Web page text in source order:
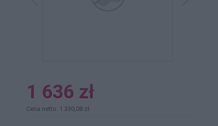
1 636 zł
Cena netto: 1 330,08 zł